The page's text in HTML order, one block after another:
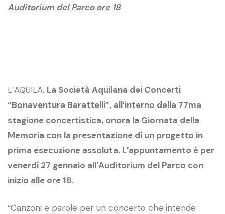
Auditorium del Parco ore 18
L’AQUILA. La Società Aquilana dei Concerti
“Bonaventura Barattelli”, all’interno della 77ma
stagione concertistica, onora la Giornata della
Memoria con la presentazione di un progetto in
prima esecuzione assoluta. L’appuntamento è per
venerdì 27 gennaio all’Auditorium del Parco con
inizio alle ore 18.
“Canzoni e parole per un concerto che intende